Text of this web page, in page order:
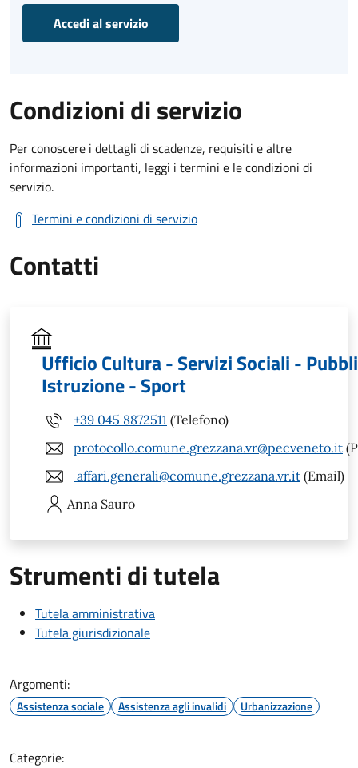
Accedi al servizio
Condizioni di servizio
Per conoscere i dettagli di scadenze, requisiti e altre
informazioni importanti, leggi i termini e le condizioni di
servizio.
Termini e condizioni di servizio
Contatti
Ufficio Cultura - Servizi Sociali -
Istruzione - Sport
+39 045 8872511 (Telefono)
protocollo.comune.grezzana.vr@pecveneto.it
affari.generali@comune.grezzana.vr.it (Email)
Anna Sauro
Strumenti di tutela
Tutela amministrativa
Tutela giurisdizionale
Argomenti:
Assistenza sociale Assistenza agli invalidi Urbanizzazione
Categorie: